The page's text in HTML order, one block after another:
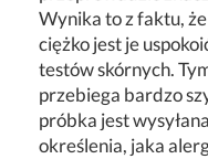
Wynika to z faktu,
ciężko jest je
testów skórnych.
przebiega bardzo
próbka jest
określenia, jaka